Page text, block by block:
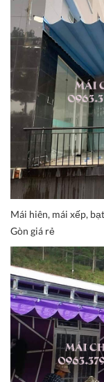
Mái hiên, mái xếp,
Gòn giá rẻ